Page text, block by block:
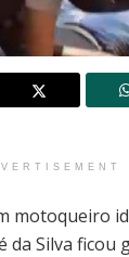
motoqueiro
da Silva ficou